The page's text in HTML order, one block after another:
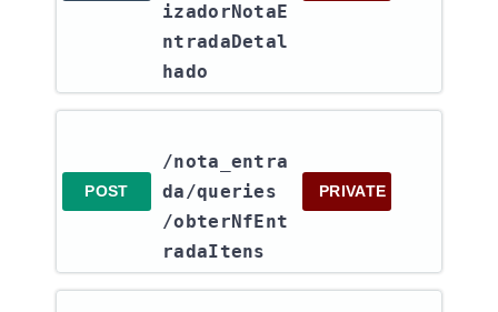
izadorNotaE
ntradaDetal
hado
POST
/nota_entra
da​/queries​
/obterNfEnt
radaItens
PRIVATE